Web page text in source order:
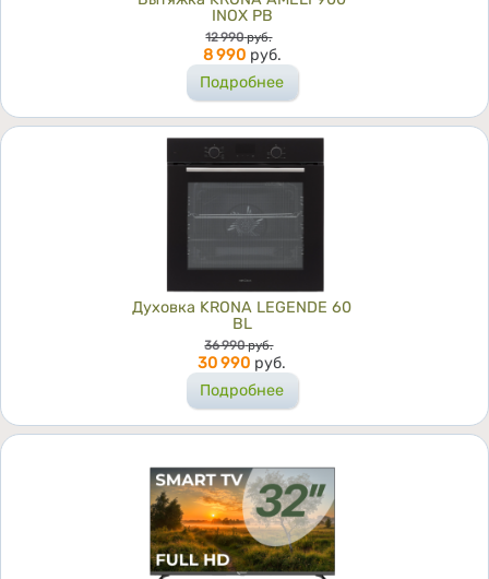
INOX PB
Цена
12 990 руб.
8 990 руб.
Подробнее
Духовка KRONA LEGENDE 60
BL
Цена
36 990 руб.
30 990 руб.
Подробнее